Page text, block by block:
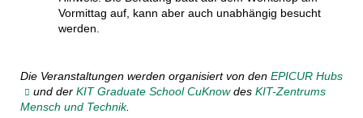
Vormittag auf, kann aber auch unabhängig besucht
werden.
Die Veranstaltungen werden organisiert von den EPICUR Hubs
und der KIT Graduate School CuKnowdes KIT-Zentrums
Mensch und Technik.